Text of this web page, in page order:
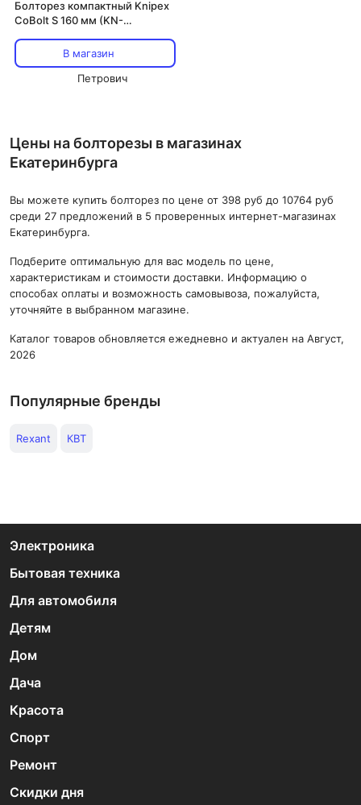
Болторез компактный Knipex
CoBolt S 160 мм (KN-
В магазин
Петрович
Цены на болторезы в магазинах
Екатеринбурга
Вы можете купить болторез по цене от 398 руб до 10764 руб
среди 27 предложений в 5 проверенных интернет-магазинах
Екатеринбурга.
Подберите оптимальную для вас модель по цене,
характеристикам и стоимости доставки. Информацию о
способах оплаты и возможность самовывоза, пожалуйста,
уточняйте в выбранном магазине.
Каталог товаров обновляется ежедневно и актуален на Август,
2026
Популярные бренды
Rexant КВТ
Электроника
Бытовая техника
Для автомобиля
Детям
Дом
Дача
Красота
Спорт
Ремонт
Скидки дня